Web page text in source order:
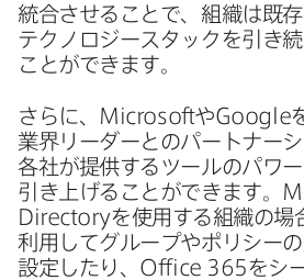
統合させる​ことで、​組織は​既
テクノロジースタックを​引き​
ことができます。
さらに、 MicrosoftやGoogle
業界リーダーとの​パートナーシ
各社が​提供する​ツールの​パワ
引き上げる​ことができます。
Directoryを​使用する​組織の​場
利用して​グループや​ポリシー
設定したり、 Office 365を​シ